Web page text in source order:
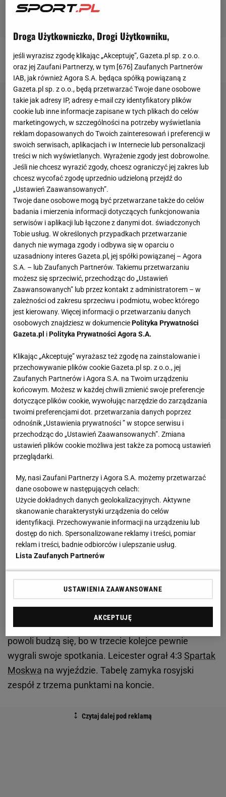
Więcej treści sportowych znajdziecie naGazeta.pl
Legia Warszawaprzegrała 0:3 z Napoli po
trafieniach Insigne, Osimhena oraz Politano w
pierwsza porażka w fazie grupowej europejskich
rozgrywek. Choć zespół Czesława Michniewicza
nadal pozostaje liderem grupy, to porażka
skomplikowała ich sytuację.
Legia Warszawa przegrywa, ale wciąż jest liderem
grupy C
W tym momencie Legia ma na koncie sześć
czterema punktami na koncie. Faworyci do awansu
powoli budzą się, bo w trzecie kolejce pewnie
wygrali swoje spotkania. Leicester ograł 4:3 Spartak
Moskwa na wyjeździe. Tabelę zamyka rosyjski
zespół z trzema punktami na koncie.
Droga Użytkowniczko, Drogi Użytkowniku,
jeśli wyrazisz zgodę klikając „Akceptuję”, Gazeta.pl sp. z o.o.
oraz jej Zaufani Partnerzy, w tym [676] Zaufanych Partnerów
IAB, jak również Agora S.A. będąca spółką powiązaną z
Gazeta.pl sp. z o.o., będą przetwarzać Twoje dane osobowe
takie jak adresy IP, adresy e-mail czy identyfikatory plików
cookie lub inne informacje zapisane w tych plikach do celów
marketingowych, w szczególności na potrzeby wyświetlania
reklam dopasowanych do Twoich zainteresowań i preferencji w
swoich serwisach, aplikacjach i w Internecie lub personalizacji
treści w nich wyświetlanych. Wyrażenie zgody jest dobrowolne.
Jeśli nie chcesz wyrazić zgody, chcesz ograniczyć jej zakres lub
chcesz wycofać zgodę uprzednio udzieloną przejdź do
„Ustawień Zaawansowanych”.
Twoje dane osobowe mogą być przetwarzane także do celów
badania i mierzenia informacji dotyczących funkcjonowania
serwisów i aplikacji lub łączone z danymi dot. świadczonych
Tobie usług. W określonych przypadkach przetwarzanie
danych nie wymaga zgody i odbywa się w oparciu o
uzasadniony interes Gazeta.pl, jej spółki powiązanej – Agora
S.A. – lub Zaufanych Partnerów. Takiemu przetwarzaniu
możesz się sprzeciwić, przechodząc do „Ustawień
Zaawansowanych” lub przez kontakt z administratorem – w
zależności od zakresu sprzeciwu i podmiotu, wobec którego
jest kierowany. Więcej informacji o przetwarzaniu danych
osobowych znajdziesz w dokumenciePolityka Prywatności
Gazeta.pl iPolityka Prywatności Agora S.A.
Klikając „Akceptuję” wyrażasz też zgodę na zainstalowanie i
przechowywanie plików cookie Gazeta.pl sp. z o.o., jej
Zaufanych Partnerów i Agora S.A. na Twoim urządzeniu
końcowym. Możesz w każdej chwili zmienić swoje preferencje
dotyczące plików cookie, wywołując narzędzie do zarządzania
twoimi preferencjami dot. przetwarzania danych poprzez
odnośnik „Ustawienia prywatności ” w stopce serwisu i
przechodząc do „Ustawień Zaawansowanych”. Zmiana
ustawień plików cookie możliwa jest także za pomocą ustawień
przeglądarki.
My, nasi Zaufani Partnerzy i Agora S.A. możemy przetwarzać
dane osobowe w następujących celach:
Użycie dokładnych danych geolokalizacyjnych. Aktywne
skanowanie charakterystyki urządzenia do celów
identyfikacji. Przechowywanie informacji na urządzeniu lub
dostęp do nich. Spersonalizowane reklamy i treści, pomiar
reklam i treści, badnie odbiorców i ulepszanie usług.
Lista Zaufanych Partnerów
USTAWIENIA ZAAWANSOWANE
AKCEPTUJĘ